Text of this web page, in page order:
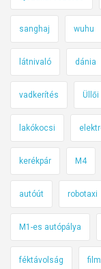
sanghaj wuhu
látnivaló dánia
vadkerítés Üllői
lakókocsi
kerékpár M4
autóút robotaxi
M1-es autópálya
féktávolság